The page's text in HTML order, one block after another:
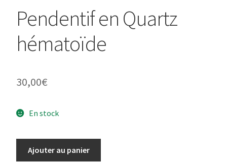
Pendentif en Quartz
hématoïde
30,00€
En stock
Ajouter au panier